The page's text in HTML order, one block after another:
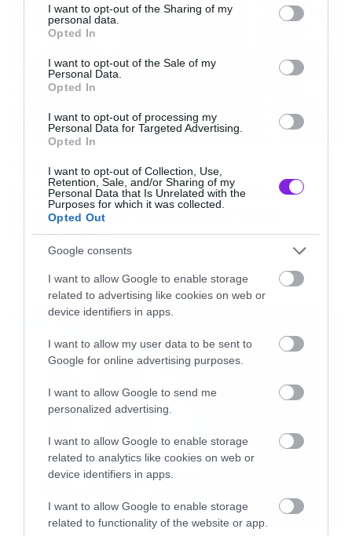
not limited to your visit or usage behaviour. You may click to
grant or deny consent to Google and its third-party tags to
use your data for below specified purposes in below Google
consent section.
I want to opt-out of the Sharing of my
personal data.
Opted In
I want to opt-out of the Sale of my
Personal Data.
Opted In
I want to opt-out of processing my
Personal Data for Targeted Advertising.
Opted In
I want to opt-out of Collection, Use,
Retention, Sale, and/or Sharing of my
Personal Data that Is Unrelated with the
Purposes for which it was collected.
Opted Out
Google consents
I want to allow Google to enable storage
related to advertising like cookies on web or
device identifiers in apps.
I want to allow my user data to be sent to
Google for online advertising purposes.
I want to allow Google to send me
personalized advertising.
I want to allow Google to enable storage
related to analytics like cookies on web or
device identifiers in apps.
I want to allow Google to enable storage
related to functionality of the website or app.
και Ντιτρόιτ αντίστοιχα.
Και είχε τους ίδιους ως headliners και πολλά
άλλα μεγάλα ονόματα από διάφορα είδη
μουσικής και διάφορα event και άλλα τέτοια
ωραία.
Σύμφωνα με τον James Hetfield όμως η
διοργάνωση του ήταν οικονομική καταστροφή
για το συγκρότημα και για αυτό το λόγο δεν θα
πραγματοποιηθεί ξανά.
«Το metal περνάει δύσκολες στιγμές στις Η.Π.Α.
Και λόγω αυτού το Orion Festival δεν ήταν… Για
να το πω καλύτερα ήταν οικονομική
καταστροφή και γι αυτό δεν θα
πραγματοποιηθεί ξανά. Και είναι κρίμα» τόνισε
ο frontman των Metallica και στη συνέχεια
αναφέρθηκε στη συναυλιακή παρουσία τους
στις Η.Π.Α. τα τελευταία χρόνια.
«Κάνουμε ότι μπορούμε για να παραμείνουμε
ζωντανοί συναυλιακά στη χώρα. Και ελπίζω να
System of a Down και Faith No
More μαζί σε περιοδεία στην
Αυστραλία